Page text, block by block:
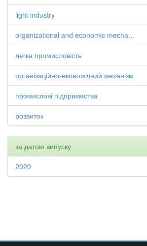
light industry
organizational and economic mecha...
легка промисловість
організаційно-економічний механізм
промислові підприємства
розвиток
за датою випуску
2020